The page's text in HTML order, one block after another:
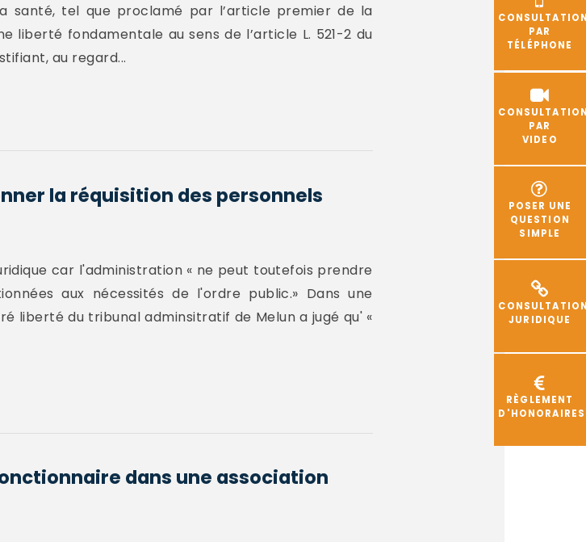
PAR
TÉLÉPHONE
PAR
VIDEO
POSER UNE
QUESTION
SIMPLE
JURIDIQUE
RÈGLEMENT
D'HONORAIRES
santé, tel que proclamé par l’article premier de la
liberté fondamentale au sens de l’article L. 521-2 du
au regard...
la réquisition des personnels
car l'administration « ne peut toutefois prendre
aux nécessités de l'ordre public.» Dans une
liberté du tribunal adminsitratif de Melun a jugé qu' «
dans une association